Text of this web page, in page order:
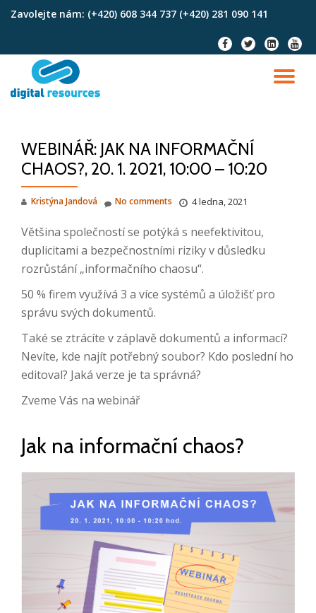
Zavolejte nám: (+420) 608 344 737 (+420) 281 090 141
fa-
facebook
fa-
twitter
fa-
linkedin-
square
fa-
WEBINÁŘ: JAK NA INFORMAČNÍ
CHAOS?, 20. 1. 2021, 10:00 – 10:20
Kristýna Jandová 4 ledna, 2021
No comments
Většina společností se potýká s neefektivitou,
duplicitami a bezpečnostními riziky v důsledku
rozrůstání „informačního chaosu“.
50 % firem využívá 3 a více systémů a úložišť pro
správu svých dokumentů.
Také se ztrácíte v záplavě dokumentů a informací?
Nevíte, kde najít potřebný soubor? Kdo poslední ho
editoval? Jaká verze je ta správná?
Zveme Vás na webinář
Jak na informační chaos?